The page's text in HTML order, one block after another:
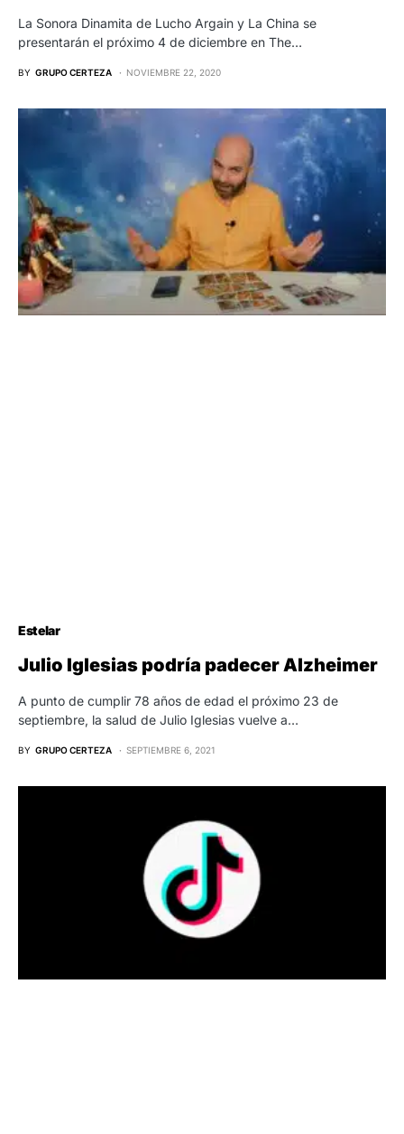
La Sonora Dinamita de Lucho Argain y La China se
presentarán el próximo 4 de diciembre en The…
BY GRUPO CERTEZA NOVIEMBRE 22, 2020
Estelar
Julio Iglesias podría padecer Alzheimer
A punto de cumplir 78 años de edad el próximo 23 de
septiembre, la salud de Julio Iglesias vuelve a…
BY GRUPO CERTEZA SEPTIEMBRE 6, 2021